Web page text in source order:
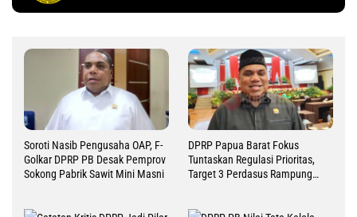
Soroti Nasib Pengusaha OAP, F-
Golkar DPRP PB Desak Pemprov
Sokong Pabrik Sawit Mini Masni
DPRP Papua Barat Fokus
Tuntaskan Regulasi Prioritas,
Target 3 Perdasus Rampung